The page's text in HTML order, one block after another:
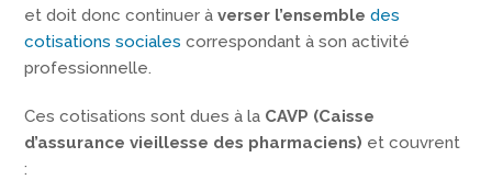
et doit donc continuer àverser l’ensembledes
cotisations socialescorrespondant à son activité
professionnelle.
Ces cotisations sont dues à la CAVP (Caisse
d’assurance vieillesse des pharmaciens) et couvrent
: